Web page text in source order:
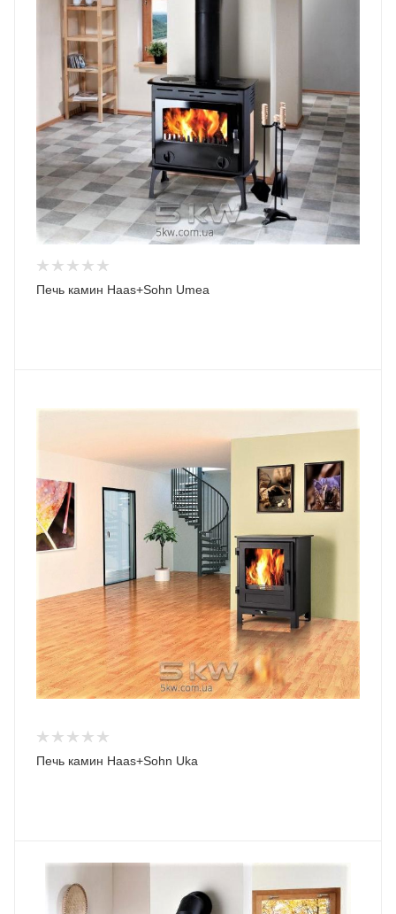
Печь камин Haas+Sohn Umea
Печь камин Haas+Sohn Uka